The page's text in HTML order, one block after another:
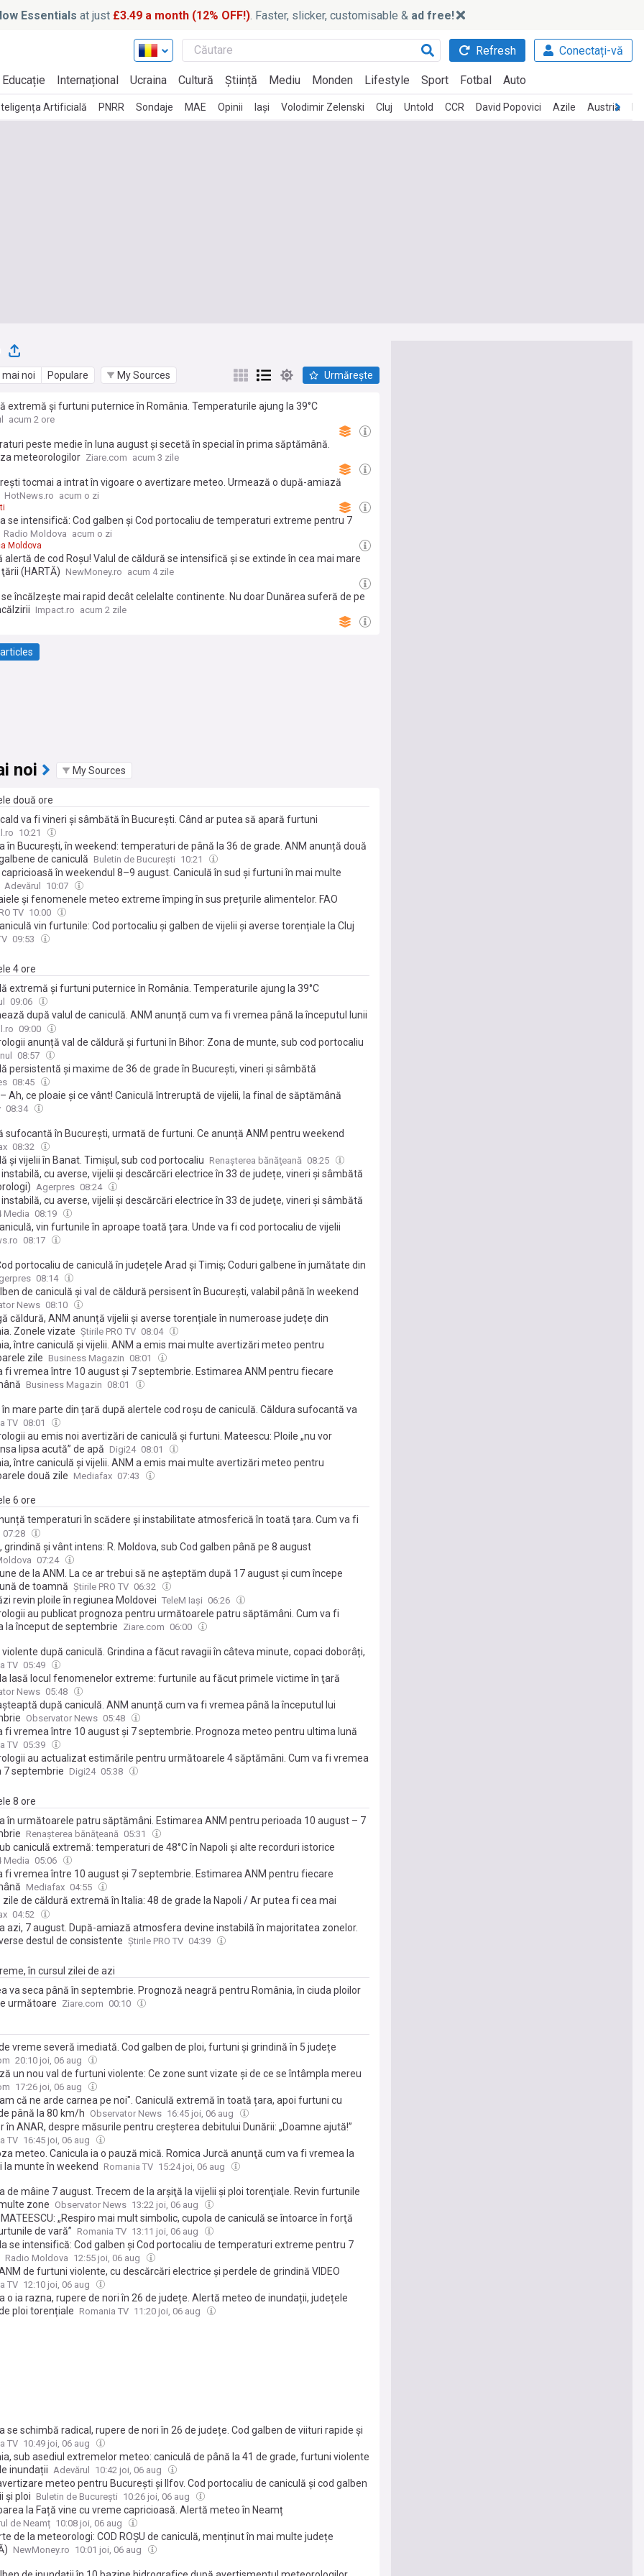
Essentials at just £3.49 a month (12% OFF!). Faster, slicker, customisable & ad free!
Refresh Conectați-vă
Educație Internațional Ucraina Cultură Știință Mediu Monden Lifestyle Sport Fotbal Auto
Artificială PNRR Sondaje MAE Opinii Iași Volodimir Zelenski Cluj Untold CCR David Popovici Azile Austria
mai noi Populare My Sources Urmărește
extremă și furtuni puternice în România. Temperaturile ajung la 39°C
acum 2 ore
peste medie în luna august și secetă în special în prima săptămână.
meteorologilor Ziare.com acum 3 zile
tocmai a intrat în vigoare o avertizare meteo. Urmează o după-amiază
HotNews.ro acum o zi
se intensifică: Cod galben și Cod portocaliu de temperaturi extreme pentru 7
Radio Moldova acum o zi
Moldova
alertă de cod Roșu! Valul de căldură se intensifică și se extinde în cea mai mare
(HARTĂ)
NewMoney.ro acum 4 zile
se încălzește mai rapid decât celelalte continente. Nu doar Dunărea suferă de pe
Impact.ro acum 2 zile
noi My Sources
două ore
va fi vineri și sâmbătă în București. Când ar putea să apară furtuni
10:21
în București, în weekend: temperaturi de până la 36 de grade. ANM anunță două
de caniculă Buletin de București 10:21
în weekendul 8–9 august. Caniculă în sud și furtuni în mai multe
Adevărul 10:07
și fenomenele meteo extreme împing în sus prețurile alimentelor. FAO
un nou maxim al ultimilor trei ani
TV 10:00
vin furtunile: Cod portocaliu și galben de vijelii și averse torențiale la Cluj
09:53
4 ore
extremă și furtuni puternice în România. Temperaturile ajung la 39°C
09:06
după valul de caniculă. ANM anunță cum va fi vremea până la începutul lunii
Prognoza pe patru săptămâni
09:00
anunță val de căldură și furtuni în Bihor: Zona de munte, sub cod portocaliu
08:57
persistentă și maxime de 36 de grade în București, vineri și sâmbătă
08:45
Ah, ce ploaie și ce vânt! Caniculă întreruptă de vijelii, la final de săptămână
08:34
sufocantă în București, urmată de furtuni. Ce anunță ANM pentru weekend
08:32
și vijelii în Banat. Timișul, sub cod portocaliu Renaşterea bănăţeană 08:25
cu averse, vijelii și descărcări electrice în 33 de județe, vineri și sâmbătă
Agerpres 08:24
cu averse, vijelii şi descărcări electrice în 33 de judeţe, vineri şi sâmbătă
Media 08:19
vin furtunile în aproape toată țara. Unde va fi cod portocaliu de vijelii
08:17
portocaliu de caniculă în județele Arad și Timiș; Coduri galbene în jumătate din
08:14
de caniculă şi val de căldură persisent în Bucureşti, valabil până în weekend
News 08:10
căldură, ANM anunță vijelii și averse torențiale în numeroase județe din
Zonele vizate Știrile PRO TV 08:04
între caniculă şi vijelii. ANM a emis mai multe avertizări meteo pentru
zile Business Magazin 08:01
fi vremea între 10 august şi 7 septembrie. Estimarea ANM pentru fiecare
Business Magazin 08:01
în mare parte din țară după alertele cod roșu de caniculă. Căldura sufocantă va
în următoarele zile. Noi alerte de la ANM
TV 08:01
au emis noi avertizări de caniculă și furtuni. Mateescu: Ploile „nu vor
lipsa acută” de apă
Digi24 08:01
între caniculă și vijelii. ANM a emis mai multe avertizări meteo pentru
două zile
Mediafax 07:43
6 ore
temperaturi în scădere și instabilitate atmosferică în toată țara. Cum va fi
în București și când vin vijeliile
07:28
grindină și vânt intens: R. Moldova, sub Cod galben până pe 8 august
07:24
de la ANM. La ce ar trebui să ne așteptăm după 17 august și cum începe
de toamnă Știrile PRO TV 06:32
revin ploile în regiunea Moldovei TeleM Iași 06:26
au publicat prognoza pentru următoarele patru săptămâni. Cum va fi
la început de septembrie Ziare.com 06:00
violente după caniculă. Grindina a făcut ravagii în câteva minute, copaci doborâți,
blocate și pene de curent
TV 05:49
lasă locul fenomenelor extreme: furtunile au făcut primele victime în ţară
News 05:48
după caniculă. ANM anunță cum va fi vremea până la începutul lui
Observator News 05:48
fi vremea între 10 august și 7 septembrie. Prognoza meteo pentru ultima lună
și la început de an școlar 2026 – 2027
TV 05:39
au actualizat estimările pentru următoarele 4 săptămâni. Cum va fi vremea
7 septembrie Digi24 05:38
8 ore
în următoarele patru săptămâni. Estimarea ANM pentru perioada 10 august – 7
Renaşterea bănăţeană 05:31
caniculă extremă: temperaturi de 48°C în Napoli și alte recorduri istorice
Media 05:06
fi vremea între 10 august și 7 septembrie. Estimarea ANM pentru fiecare
Mediafax 04:55
zile de căldură extremă în Italia: 48 de grade la Napoli / Ar putea fi cea mai
vară din istoria Italiei
04:52
azi, 7 august. După-amiază atmosfera devine instabilă în majoritatea zonelor.
destul de consistente Știrile PRO TV 04:39
în cursul zilei de azi
va seca până în septembrie. Prognoză neagră pentru România, în ciuda ploilor
următoare Ziare.com 00:10
vreme severă imediată. Cod galben de ploi, furtuni și grindină în 5 județe
20:10 joi, 06 aug
un nou val de furtuni violente: Ce zone sunt vizate și de ce se întâmpla mereu
perioadele de caniculă. Explicațiile ANM
17:26 joi, 06 aug
că ne arde carnea pe noi". Caniculă extremă în toată țara, apoi furtuni cu
până la 80 km/h Observator News 16:45 joi, 06 aug
în ANAR, despre măsurile pentru creşterea debitului Dunării: „Doamne ajută!”
TV 16:45 joi, 06 aug
meteo. Canicula ia o pauză mică. Romica Jurcă anunţă cum va fi vremea la
la munte în weekend
Romania TV 15:24 joi, 06 aug
de mâine 7 august. Trecem de la arşiţă la vijelii şi ploi torenţiale. Revin furtunile
zone
Observator News 13:22 joi, 06 aug
MATEESCU: „Respiro mai mult simbolic, cupola de caniculă se întoarce în forţă
de vară” Romania TV 13:11 joi, 06 aug
se intensifică: Cod galben și Cod portocaliu de temperaturi extreme pentru 7
Radio Moldova 12:55 joi, 06 aug
de furtuni violente, cu descărcări electrice și perdele de grindină VIDEO
TV 12:10 joi, 06 aug
o ia razna, rupere de nori în 26 de județe. Alertă meteo de inundații, județele
ploi torențiale
Romania TV 11:20 joi, 06 aug
se schimbă radical, rupere de nori în 26 de județe. Cod galben de viituri rapide și
județele vizate de alerta meteo
TV 10:49 joi, 06 aug
sub asediul extremelor meteo: caniculă de până la 41 de grade, furtuni violente
inundații Adevărul 10:42 joi, 06 aug
meteo pentru București și Ilfov. Cod portocaliu de caniculă și cod galben
și ploi Buletin de București 10:26 joi, 06 aug
la Față vine cu vreme capricioasă. Alertă meteo în Neamț
de Neamț 10:08 joi, 06 aug
de la meteorologi: COD ROȘU de caniculă, menținut în mai multe județe
NewMoney.ro 10:01 joi, 06 aug